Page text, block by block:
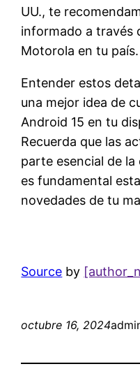
UU., te
informado a través
Motorola en tu país.
Entender estos
una mejor idea de
Android 15 en tu
Recuerda que las
parte esencial de
es fundamental
novedades de tu
Source by
octubre 16, 2024